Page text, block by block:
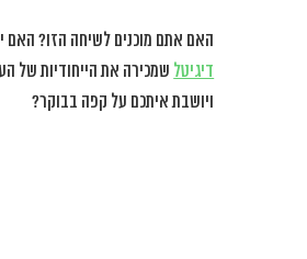
האם אתם מוכנים לשיחה הזו? האם
דיגיטל שמכירה את הייחודיות של
ויושבת איתכם על קפה בבוקר?